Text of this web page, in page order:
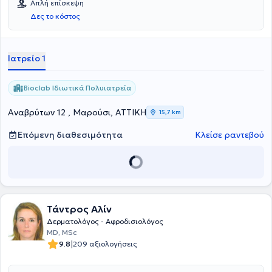
ειδικεύτηκε στο Γενικό Αντικαρκινικό - Ογκολογικό Νοσοκομείο
Αθηνών «Άγιος Σάββας» και στο Νοσοκομείο «Ανδρέας Συγγρός».
Διαθέτει πολυετή κλινική καθώς και ερευνητική εμπειρία
Απλή επίσκεψη
Δες το κόστος
Ιατρείο 1
Bioclab Ιδιωτικά Πολυιατρεία
Αναβρύτων 12 , Μαρούσι, ΑΤΤΙΚΗ 15,7 km
Επόμενη διαθεσιμότητα Κλείσε ραντεβού
Τάντρος Αλίν
Δερματολόγος - Αφροδισιολόγος
MD, MSc
9.8|209 αξιολογήσεις